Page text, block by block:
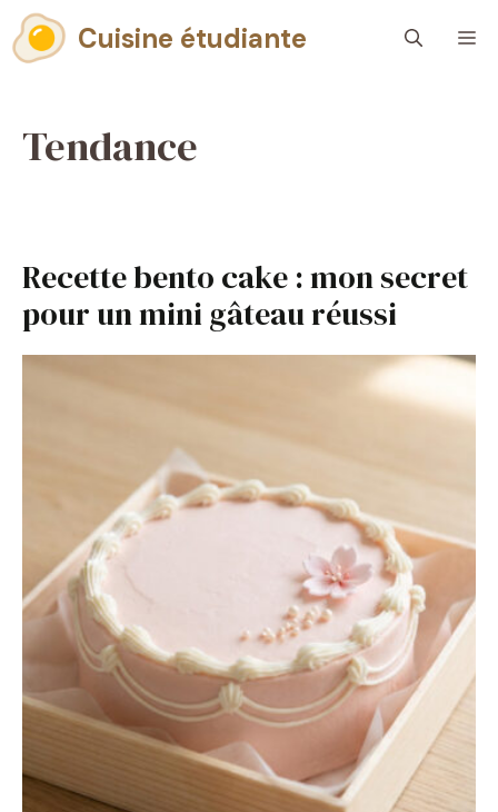
Aller
au
contenu
Cuisine étudiante
Tendance
Recette bento cake : mon secret
pour un mini gâteau réussi